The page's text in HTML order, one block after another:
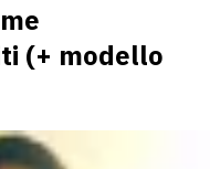
(+ modello